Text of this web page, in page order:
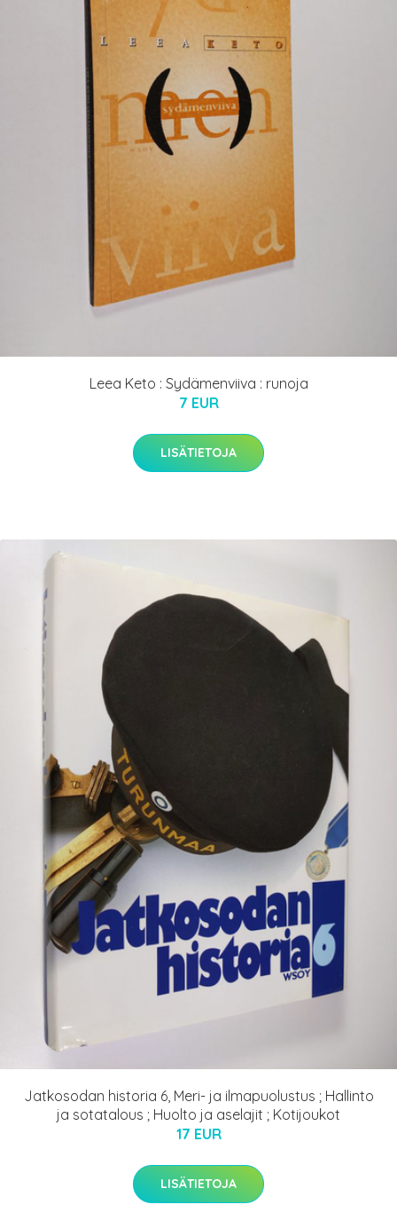
Leea Keto : Sydämenviiva : runoja
7 EUR
LISÄTIETOJA
Jatkosodan historia 6, Meri- ja ilmapuolustus ; Hallinto
ja sotatalous ; Huolto ja aselajit ; Kotijoukot
17 EUR
LISÄTIETOJA